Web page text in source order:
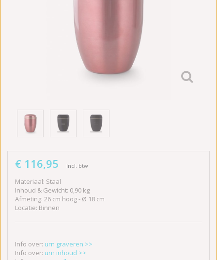
€ 116,95 Incl. btw
Materiaal: Staal
Inhoud & Gewicht: 0,90 kg
Afmeting: 26 cm hoog - Ø 18 cm
Locatie: Binnen
Info over: urn graveren >>
Info over: urn inhoud >>